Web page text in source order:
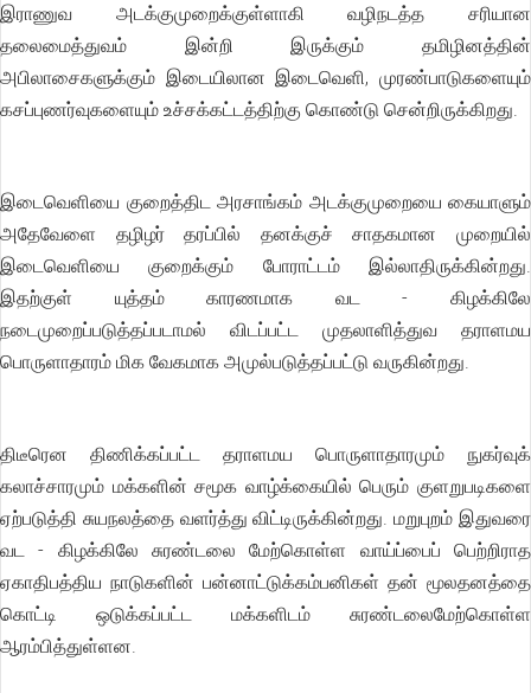
இராணுவ அடக்குமுறைக்குள்ளாகி வழிநடத்த சரியான
தலைமைத்துவம் இன்றி இருக்கும் தமிழினத்தின்
அபிலாசைகளுக்கும் இடையிலான இடைவெளி, முரண்பாடுகளையும்
கசப்புணர்வுகளையும் உச்சக்கட்டத்திற்கு கொண்டு சென்றிருக்கிறது.
இடைவெளியை குறைத்திட அரசாங்கம் அடக்குமுறையை கையாளும்
அதேவேளை தழிழர் தரப்பில் தனக்குச் சாதகமான முறையில்
இடைவெளியை குறைக்கும் போராட்டம் இல்லாதிருக்கின்றது.
இதற்குள் யுத்தம் காரணமாக வட - கிழக்கிலே
நடைமுறைப்படுத்தப்படாமல் விடப்பட்ட முதலாளித்துவ தராளமய
பொருளாதாரம் மிக வேகமாக அமுல்படுத்தப்பட்டு வருகின்றது.
திடீரென திணிக்கப்பட்ட தராளமய பொருளாதாரமும் நுகர்வுக்
கலாச்சாரமும் மக்களின் சமூக வாழ்க்கையில் பெரும் குளறுபடிகளை
ஏற்படுத்தி சுயநலத்தை வளர்த்து விட்டிருக்கின்றது. மறுபுறம் இதுவரை
வட - கிழக்கிலே சுரண்டலை மேற்கொள்ள வாய்ப்பைப் பெற்றிராத
ஏகாதிபத்திய நாடுகளின் பன்னாட்டுக்கம்பனிகள் தன் மூலதனத்தை
கொட்டி ஒடுக்கப்பட்ட மக்களிடம் சுரண்டலைமேற்கொள்ள
ஆரம்பித்துள்ளன.